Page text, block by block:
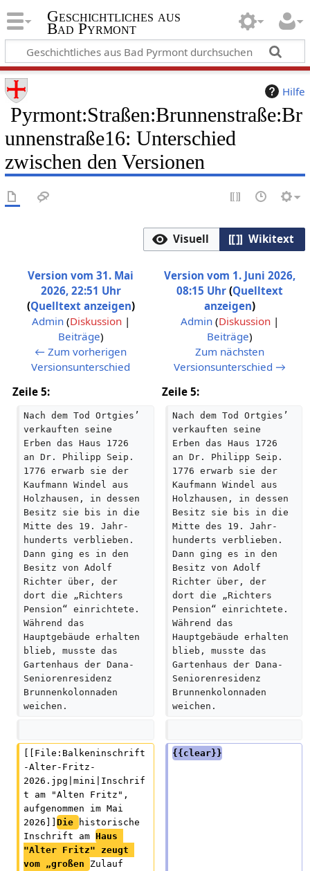
Geschichtliches aus
Bad Pyrmont
Hilfe
Pyrmont:Straßen:Brunnenstraße:Br
unnenstraße16: Unterschied
zwischen den Versionen
Visuell Wikitext
Version vom 31. Mai
2026, 22:51 Uhr
Quelltext anzeigen
Admin (Diskussion|
Beiträge)
n
a
← Zum vorherigen
Versionsunterschied
Version vom 1. Juni 2026,
08:15 Uhr Quelltext
anzeigen
Admin (Diskussion|
Beiträge)
n
a
Zum nächsten
Versionsunterschied →
Zeile 5:
Zeile 5:
Nach dem Tod Ortgies’
verkauften seine
Erben das Haus 1726
an Dr. Philipp Seip.
1776 erwarb sie der
Kaufmann Windel aus
Holzhausen, in dessen
Besitz sie bis in die
Mitte des 19. Jahr­
hunderts verblieben.
Dann ging es in den
Besitz von Adolf
Richter über, der
dort die „Richters
Pension“ einrichtete.
Während das
Hauptgebäude erhalten
blieb, musste das
Gartenhaus der Dana-
Seniorenresidenz
Brunnenkolonnaden
weichen.
Nach dem Tod Ortgies’
verkauften seine
Erben das Haus 1726
an Dr. Philipp Seip.
1776 erwarb sie der
Kaufmann Windel aus
Holzhausen, in dessen
Besitz sie bis in die
Mitte des 19. Jahr­
hunderts verblieben.
Dann ging es in den
Besitz von Adolf
Richter über, der
dort die „Richters
Pension“ einrichtete.
Während das
Hauptgebäude erhalten
blieb, musste das
Gartenhaus der Dana-
Seniorenresidenz
Brunnenkolonnaden
weichen.
[[File:Balkeninschrift
-Alter-Fritz-
2026.jpg|mini|Inschrif
t am "Alten Fritz",
aufgenommen im Mai
2026]]Die
historische
Inschrift am Haus
"Alter Fritz" zeugt
vom „großen Zulauf
{{clear}}